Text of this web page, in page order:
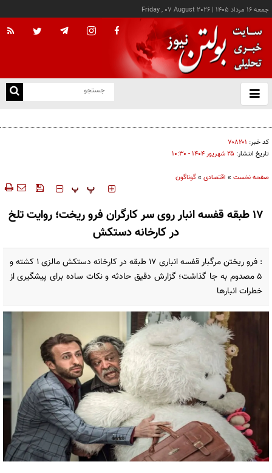
جمعه ۱۶ مرداد ۱۴۰۵ |
Friday , 07 August 2026
باز
و
کد خبر: ۷۰۸۲۰۱
تاریخ انتشار: ۲۵ شهريور ۱۴۰۴ - ۱۰:۳۰
صفحه نخست » اقتصادی »گوناگون
‍‍‍ پ پ
17 طبقه قفسه انبار روی سر کارگران فرو ریخت؛ روایت تلخ
در کارخانه دستکش
: فرو ریختن مرگبار قفسه انباری 17 طبقه در کارخانه دستکش مالزی 1 کشته و
5 مصدوم به جا گذاشت؛ گزارش دقیق حادثه و نکات ساده برای پیشگیری از
خطرات انبارها